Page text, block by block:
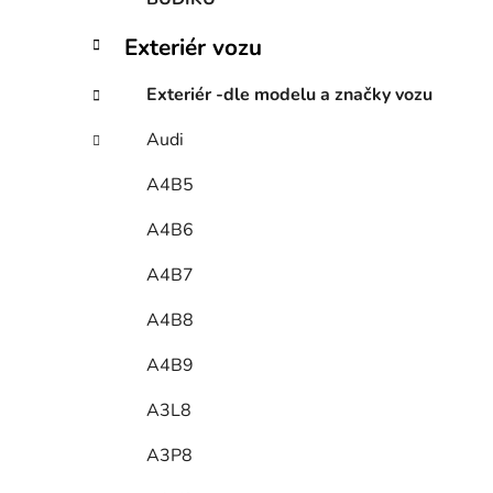
Exteriér vozu
Exteriér -dle modelu a značky vozu
Audi
A4B5
A4B6
A4B7
A4B8
A4B9
A3L8
A3P8